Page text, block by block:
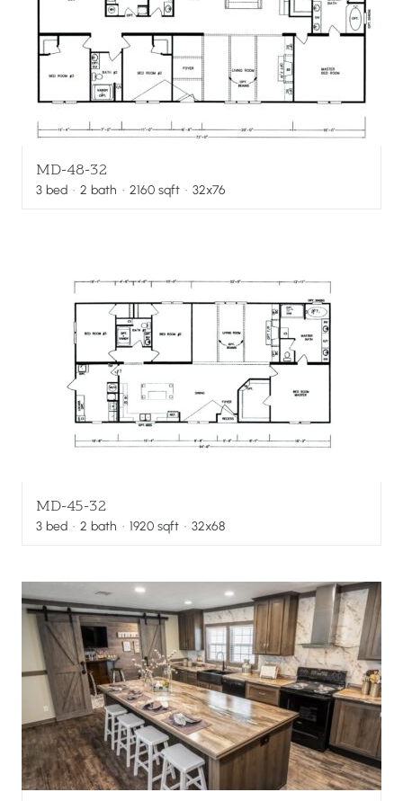
MD-48-32
3 bed · 2 bath · 2160 sqft· 32x76
MD-45-32
3 bed · 2 bath · 1920 sqft· 32x68